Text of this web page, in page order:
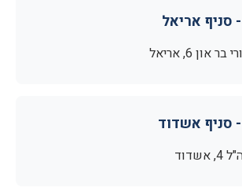
סניף אריאל
און 6, אריאל
סניף אשדוד